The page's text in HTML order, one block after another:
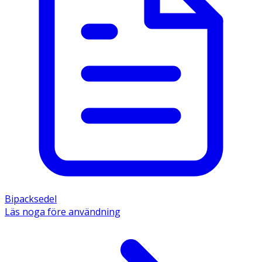
Paracetamol Novum Apofri kan användas under
amning och graviditet men använd då lägsta möjliga
dos och tala med läkare vid mer än tillfällig
användning.
Den aktiva substansen är paracetamol, 500 mg. Övriga
innehållsämnen är natriumvätekarbonat, mikrokristallin
pregelatiniserad stärkelse, povidon, makrogoler,
titandioxid (E171), glycerolmonokaprylokaprat, partiellt
hydrolyserad poly(vinylalkohol).
Inga särskilda förvaringsanvisningar.
Bipacksedel
Läs noga före användning